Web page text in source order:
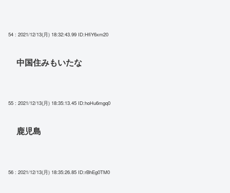
54 : 2021/12/13(月) 18:32:43.99 ID:HfiY6xm20
中国住みもいたな
55 : 2021/12/13(月) 18:35:13.45 ID:hoHu6mgq0
鹿児島
56 : 2021/12/13(月) 18:35:26.85 ID:rBhEg0TM0